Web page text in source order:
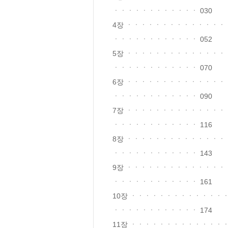
ㆍㆍㆍㆍㆍㆍㆍㆍㆍㆍㆍㆍ 030
4장 ㆍㆍㆍㆍㆍㆍㆍㆍㆍㆍㆍㆍㆍ
ㆍㆍㆍㆍㆍㆍㆍㆍㆍㆍㆍㆍ 052
5장 ㆍㆍㆍㆍㆍㆍㆍㆍㆍㆍㆍㆍㆍ
ㆍㆍㆍㆍㆍㆍㆍㆍㆍㆍㆍㆍ 070
6장 ㆍㆍㆍㆍㆍㆍㆍㆍㆍㆍㆍㆍㆍ
ㆍㆍㆍㆍㆍㆍㆍㆍㆍㆍㆍㆍ 090
7장 ㆍㆍㆍㆍㆍㆍㆍㆍㆍㆍㆍㆍㆍ
ㆍㆍㆍㆍㆍㆍㆍㆍㆍㆍㆍㆍ 116
8장 ㆍㆍㆍㆍㆍㆍㆍㆍㆍㆍㆍㆍㆍ
ㆍㆍㆍㆍㆍㆍㆍㆍㆍㆍㆍㆍ 143
9장 ㆍㆍㆍㆍㆍㆍㆍㆍㆍㆍㆍㆍㆍ
ㆍㆍㆍㆍㆍㆍㆍㆍㆍㆍㆍㆍ 161
10장 ㆍㆍㆍㆍㆍㆍㆍㆍㆍㆍㆍㆍㆍ
ㆍㆍㆍㆍㆍㆍㆍㆍㆍㆍㆍㆍ 174
11장 ㆍㆍㆍㆍㆍㆍㆍㆍㆍㆍㆍㆍㆍ